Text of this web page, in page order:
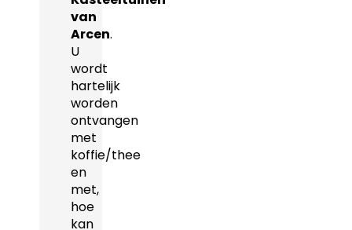
van
Arcen.
U
wordt
hartelijk
worden
ontvangen
met
koffie/thee
en
met,
hoe
kan